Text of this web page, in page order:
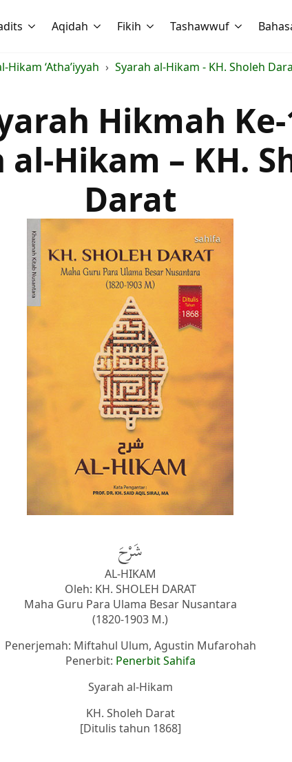
Aqidah Fikih Tashawwuf
‘Atha’iyyah Syarah al-Hikam - KH. Sholeh
Hikmah Ke-
al-Hikam – KH.
Darat
شَرْحَ
AL-HIKAM
Oleh: KH. SHOLEH DARAT
Maha Guru Para Ulama Besar Nusantara
(1820-1903 M.)
Penerjemah: Miftahul Ulum, Agustin Mufarohah
Penerbit: Penerbit Sahifa
Syarah al-Hikam
KH. Sholeh Darat
[Ditulis tahun 1868]